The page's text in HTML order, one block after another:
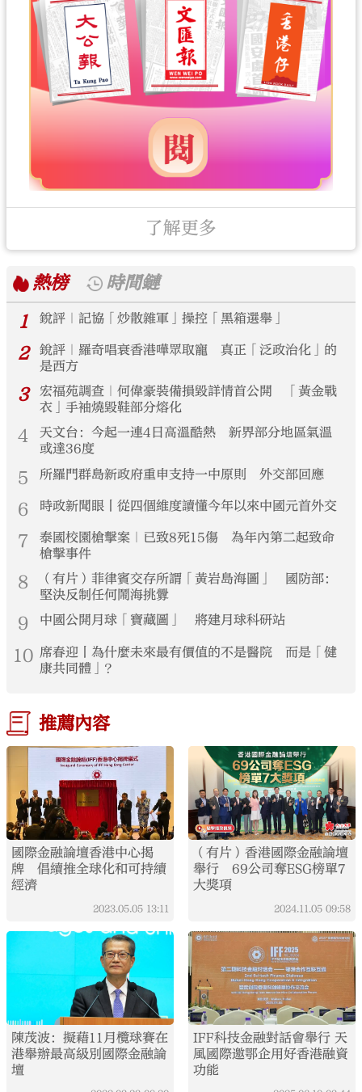
了解更多
熱榜
時間鏈
1
銳評｜記協「炒散雜軍」操控「黑箱選舉」
2
銳評｜羅奇唱衰香港嘩眾取寵 真正「泛政治化」的
是西方
3
宏福苑調查｜何偉豪裝備損毀詳情首公開 「黃金戰
衣」手袖燒毀鞋部分熔化
4
天文台：今起一連4日高溫酷熱 新界部分地區氣溫
或達36度
5 所羅門群島新政府重申支持一中原則 外交部回應
6 時政新聞眼丨從四個維度讀懂今年以來中國元首外交
7
泰國校園槍擊案｜已致8死15傷 為年內第二起致命
槍擊事件
8
（有片）菲律賓交存所謂「黃岩島海圖」 國防部：
堅決反制任何鬧海挑釁
9 中國公開月球「寶藏圖」 將建月球科研站
10 席春迎丨為什麼未來最有價值的不是醫院 而是「健
康共同體」？
推薦內容
國際金融論壇香港中心揭
牌 倡續推全球化和可持續
經濟
2023.05.05 13:11
（有片）香港國際金融論壇
舉行 69公司奪ESG榜單7
大獎項
2024.11.05 09:58
陳茂波：擬藉11月欖球賽在
港舉辦最高級別國際金融論
壇
IFF科技金融對話會舉行 天
風國際邀鄂企用好香港融資
功能